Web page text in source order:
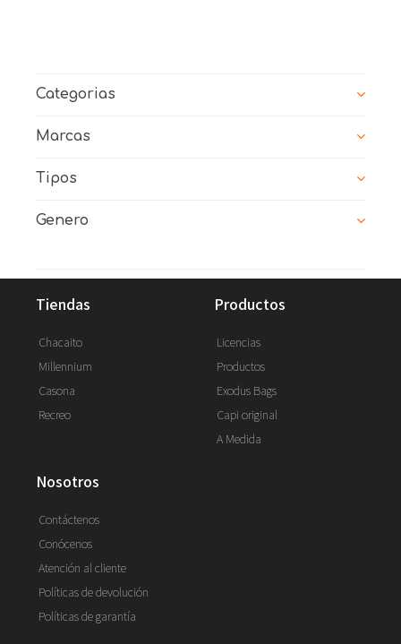
Categorias
Marcas
Tipos
Genero
tiendas
Chacaito
Millennium
Casona
Recreo
productos
Licencias
Productos
Exodus Bags
Capi original
A Medida
nosotros
Contáctenos
Conócenos
Atención al cliente
Políticas de devolución
Políticas de garantía